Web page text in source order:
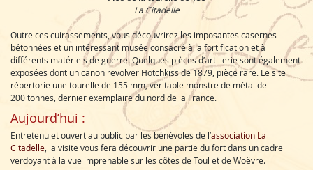
La Citadelle
Outre ces cuirassements, vous découvrirez les imposantes casernes
bétonnées et un intéressant musée consacré à la fortification et à
différents matériels de guerre. Quelques pièces d’artillerie sont également
exposées dont un canon revolver Hotchkiss de 1879, pièce rare. Le site
répertorie une tourelle de 155 mm, véritable monstre de métal de
200 tonnes, dernier exemplaire du nord de la France.
Aujourd’hui :
Entretenu et ouvert au public par les bénévoles de l’association La
Citadelle , la visite vous fera découvrir une partie du fort dans un cadre
verdoyant à la vue imprenable sur les côtes de Toul et de Woëvre.